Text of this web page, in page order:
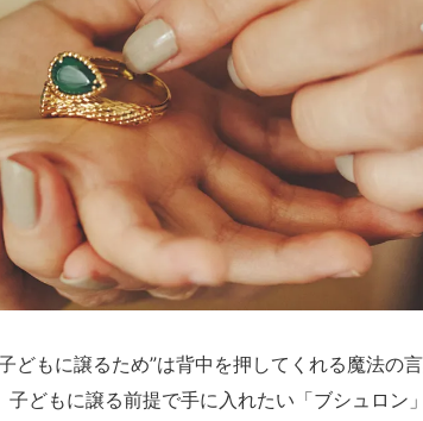
どもに譲るため”は背中を押してくれる魔法の
どもに譲る前提で手に入れたい「ブシュロン